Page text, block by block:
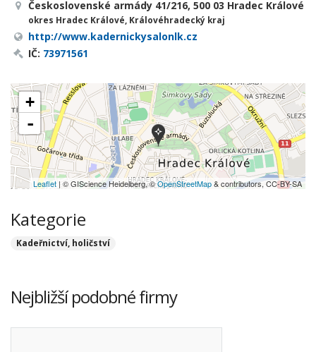
Československé armády 41/216, 500 03 Hradec Králové
okres Hradec Králové, Královéhradecký kraj
http://www.kadernickysalonlk.cz
IČ: 73971561
+
-
Leaflet | © GIScience Heidelberg, ©OpenStreetMap& contributors, CC-BY-SA
Kategorie
Kadeřnictví, holičství
Nejbližší podobné firmy